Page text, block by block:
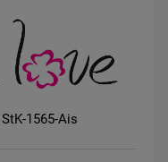
STAL
bigiel 1,5 cm szerszy jasne
34,00 zł
StK-1565-Ais